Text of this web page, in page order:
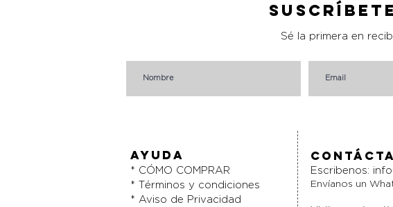
Sé la primera en
AYUDA
* CÓMO COMPRAR
* Términos y condiciones
* Aviso de Privacidad
Escribenos:
Envíanos un